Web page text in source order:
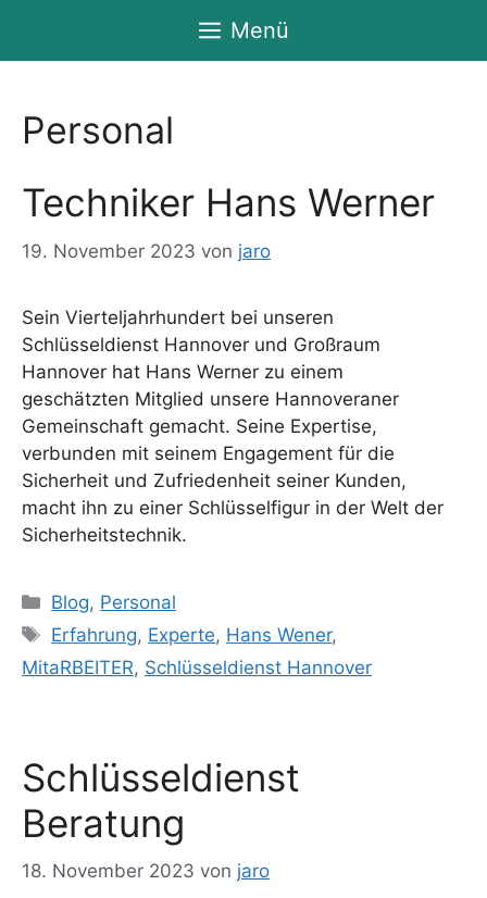
springen
Menü
Personal
Techniker Hans Werner
19. November 2023 von jaro
Sein Vierteljahrhundert bei unseren
Schlüsseldienst Hannover und Großraum
Hannover hat Hans Werner zu einem
geschätzten Mitglied unsere Hannoveraner
Gemeinschaft gemacht. Seine Expertise,
verbunden mit seinem Engagement für die
Sicherheit und Zufriedenheit seiner Kunden,
macht ihn zu einer Schlüsselfigur in der Welt der
Sicherheitstechnik.
Kategorien
Blog, Personal
Schlagwörter
Erfahrung, Experte, Hans Wener,
MitaRBEITER, Schlüsseldienst Hannover
Schlüsseldienst
Beratung
18. November 2023 von jaro